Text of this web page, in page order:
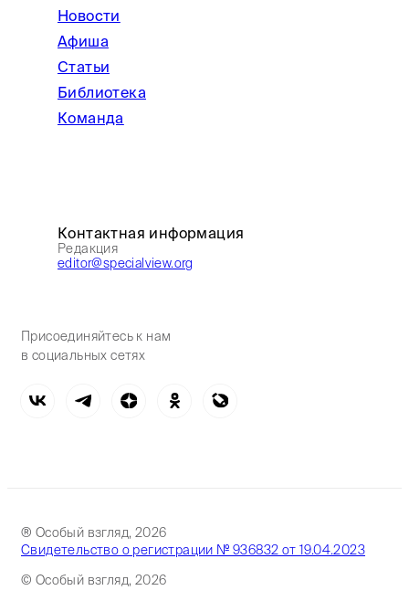
Новости
Афиша
Статьи
Библиотека
Команда
Контактная информация
Редакция
editor@specialview.org
Присоединяйтесь к нам
в социальных сетях
® Особый взгляд, 2026
Свидетельство о регистрации № 936832 от 19.04.2023
© Особый взгляд, 2026